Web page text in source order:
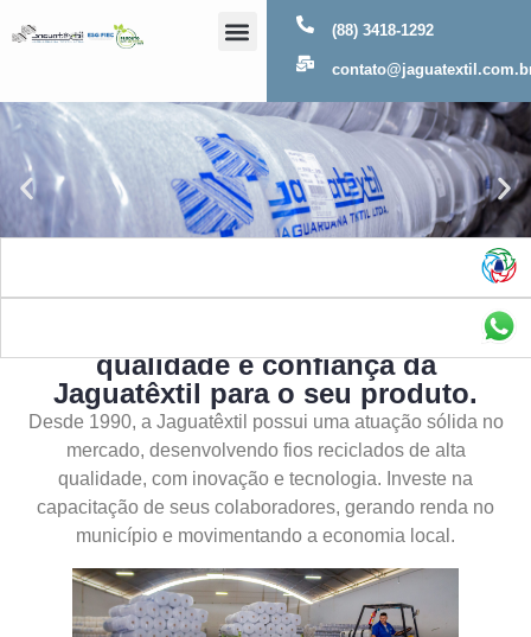
(88) 3418-1292
qualidade e confiança da
Jaguatêxtil para o seu produto.
Desde 1990, a Jaguatêxtil possui uma atuação sólida no
mercado, desenvolvendo fios reciclados de alta
qualidade, com inovação e tecnologia. Investe na
capacitação de seus colaboradores, gerando renda no
município e movimentando a economia local.